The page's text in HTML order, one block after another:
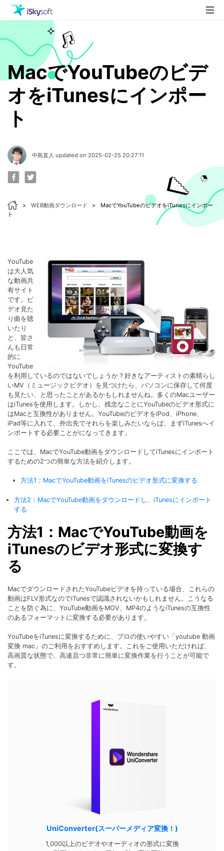
Utility
製品活用事例
ストア
ダウンロード
サポート
MacでYouTubeのビデ
オをiTunesにインポー
ト
中島直人 updated on 2025-02-25 20:27:11
> WEB動画ダウンロード >
MacでYouTubeのビデオをiTunesにインポー
ト
YouTube
は大人気
な動画共
有サイト
です。ビ
デオ見た
り曲を聴
いたり
と、皆さ
んも日常
的に
YouTube
を利用しているのではないでしょうか？好きなアーティストの素晴らし
いMV（ミュージックビデオ）を見つけたら、パソコンに保存して何度
も見たい、と思ったことがあるかもしれませんね。多くのMacユーザー
はiTunesを使用します。しかし、残念なことにYouTubeのビデオ形式に
はMacと互換性がありません。YouTubeのビデオをiPod、iPhone、
iPad等に入れて、外出先でそれらを楽しみたいならば、まずiTunesへイ
ンポートする必要ことがになってきます。
ここでは、MacでYouTube動画をダウンロードしてiTunesにインポート
するための2つの簡単な方法を紹介します。
方法1：MacでYouTube動画をiTunesのビデオ形式に変換する
方法2：MacでYouTube動画をダウンロードし、iTunesにインポート
する
方法1：MacでYouTube動画を
iTunesのビデオ形式に変換す
る
MacでダウンロードされたYouTubeビデオを持っている場合、これらの
動画はFLV形式なのでiTunesで認識されないかもしれません。こうなる
ことを防ぐ為に、YouTube動画をMOV、MP4のようなiTunesの互換性
のあるフォーマットに変換する必要があります。
YouTubeをiTunesに変換するために、プロの使いやすい「youtube 動画
変換 mac」のご利用をおすすめします。これをご使用いただければ、
高画質な状態で、高速且つ非常に簡単に変換作業を行うことが可能で
す。
UniConverter(スーパーメディア変換！)
1,000以上のビデオやオーディオの形式に変換